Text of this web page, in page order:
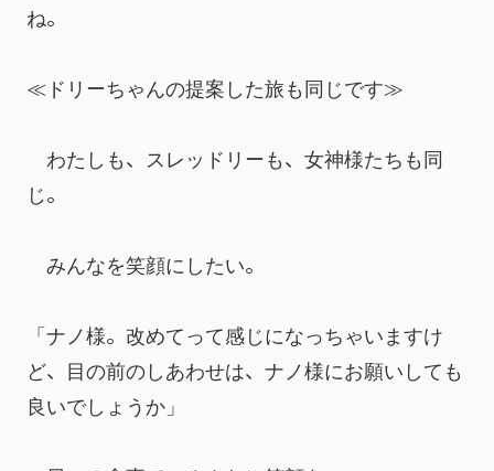
ね。
≪ドリーちゃんの提案した旅も同じです≫
わたしも、スレッドリーも、女神様たちも同
じ。
みんなを笑顔にしたい。
「ナノ様。改めてって感じになっちゃいますけ
ど、目の前のしあわせは、ナノ様にお願いしても
良いでしょうか」